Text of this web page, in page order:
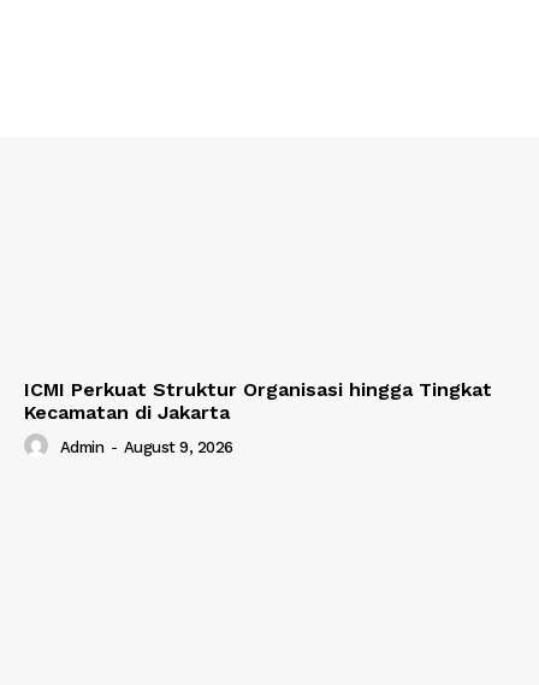
ICMI Perkuat Struktur Organisasi hingga Tingkat
Kecamatan di Jakarta
Admin - August 9, 2026